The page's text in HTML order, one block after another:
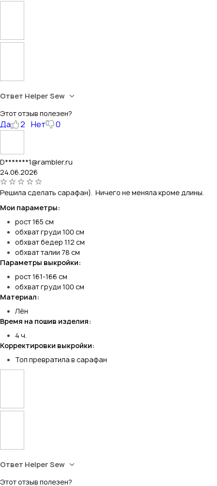
Ответ Helper Sew
Этот отзыв полезен?
Да 2 Нет 0
D*******1@rambler.ru
24.06.2026
Решила сделать сарафан). Ничего не меняла кроме длины.
Мои параметры:
рост 165 см
обхват груди 100 см
обхват бедер 112 см
обхват талии 78 см
Параметры выкройки:
рост 161-166 см
обхват груди 100 см
Материал:
Лён
Время на пошив изделия:
4 ч.
Корректировки выкройки:
Топ превратила в сарафан
Ответ Helper Sew
Этот отзыв полезен?